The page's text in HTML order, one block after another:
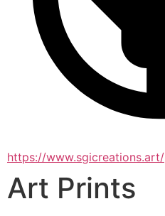
https://www.sgicreations.art/
Art Prints